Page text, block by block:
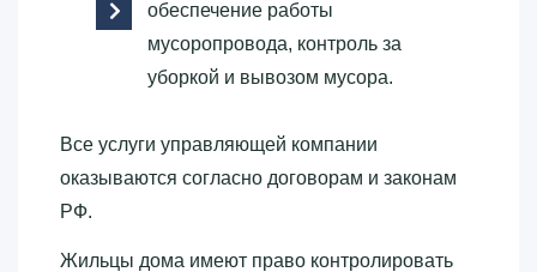
обеспечение работы
мусоропровода, контроль за
уборкой и вывозом мусора.
Все услуги управляющей компании
оказываются согласно договорам и законам
РФ.
Жильцы дома имеют право контролировать